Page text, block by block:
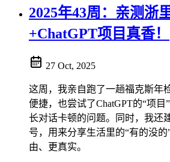
2025年43周：亲测浙
+ChatGPT项目真香！
27 Oct, 2025
这周，我亲自跑了一趟福克斯年
便捷，也尝试了ChatGPT的“项
长对话卡顿的问题。同时，我还
号，用来分享生活里的“有的没
由、更真实。